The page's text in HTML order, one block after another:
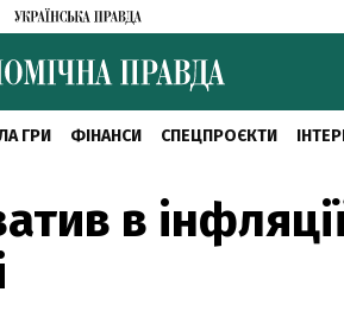
ГРИ ФІНАНСИ СПЕЦПРОЄКТИ
в